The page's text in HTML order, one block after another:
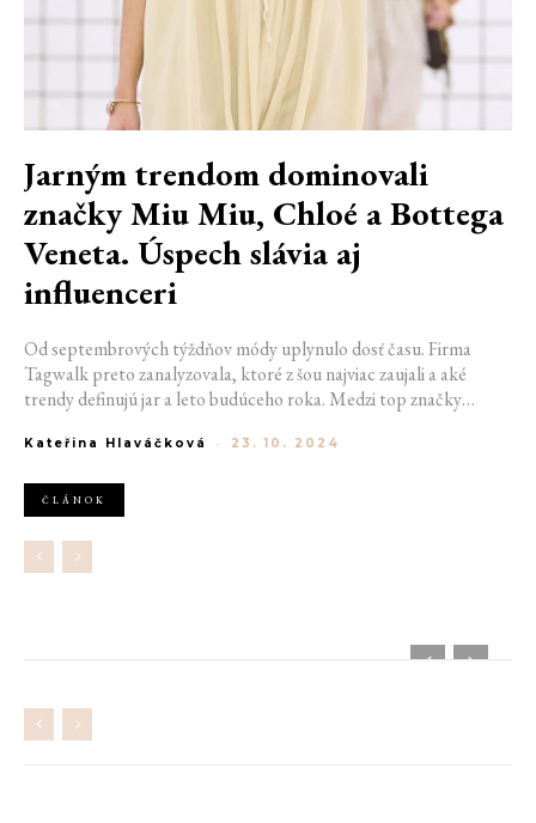
Jarným trendom dominovali
značky Miu Miu, Chloé a Bottega
Veneta. Úspech slávia aj
influenceri
Od septembrových týždňov módy uplynulo dosť času. Firma
Tagwalk preto zanalyzovala, ktoré z šou najviac zaujali a aké
trendy definujú jar a leto budúceho roka. Medzi top značky
Billion Dollar Boy zase odhalil rastúcu obľubu produktov
Kateřina Hlaváčková - 23. 10. 2024
ČLÁNOK